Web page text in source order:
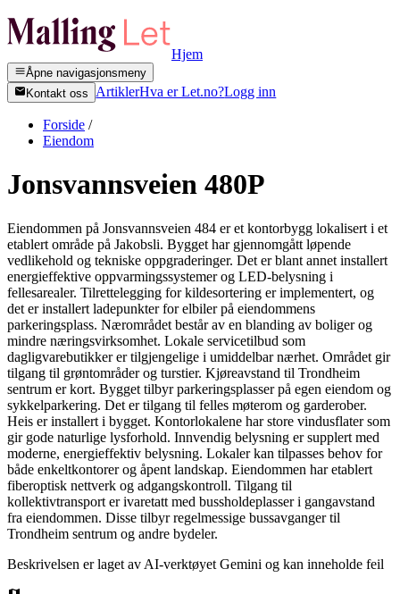
Hjem
Åpne navigasjonsmeny
Kontakt oss
ArtiklerHva er Let.no?Logg inn
Forside /
Eiendom
Jonsvannsveien 480P
Eiendommen på Jonsvannsveien 484 er et kontorbygg lokalisert i et
etablert område på Jakobsli. Bygget har gjennomgått løpende
vedlikehold og tekniske oppgraderinger. Det er blant annet installert
energieffektive oppvarmingssystemer og LED-belysning i
fellesarealer. Tilrettelegging for kildesortering er implementert, og
det er installert ladepunkter for elbiler på eiendommens
parkeringsplass. Nærområdet består av en blanding av boliger og
mindre næringsvirksomhet. Lokale servicetilbud som
dagligvarebutikker er tilgjengelige i umiddelbar nærhet. Området gir
tilgang til grøntområder og turstier. Kjøreavstand til Trondheim
sentrum er kort. Bygget tilbyr parkeringsplasser på egen eiendom og
sykkelparkering. Det er tilgang til felles møterom og garderober.
Heis er installert i bygget. Kontorlokalene har store vindusflater som
gir gode naturlige lysforhold. Innvendig belysning er supplert med
moderne, energieffektiv belysning. Lokaler kan tilpasses behov for
både enkeltkontorer og åpent landskap. Eiendommen har etablert
fiberoptisk nettverk og adgangskontroll. Tilgang til
kollektivtransport er ivaretatt med bussholdeplasser i gangavstand
fra eiendommen. Disse tilbyr regelmessige bussavganger til
Trondheim sentrum og andre bydeler.
Beskrivelsen er laget av AI-verktøyet Gemini og kan inneholde feil